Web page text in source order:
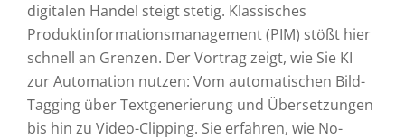
digitalen Handel steigt stetig. Klassisches
Produktinformationsmanagement (PIM) stößt hier
schnell an Grenzen. Der Vortrag zeigt, wie Sie KI
zur Automation nutzen: Vom automatischen Bild-
Tagging über Textgenerierung und Übersetzungen
bis hin zu Video-Clipping. Sie erfahren, wie No-